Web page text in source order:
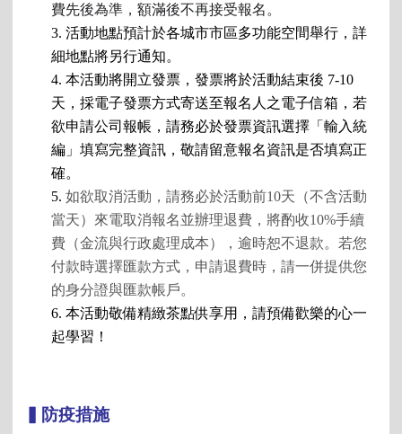
費先後為準，額滿後不再接受報名。
3. 活動地點預計於各城市市區多功能空間舉行，詳
細地點將另行通知。
4. 本活動將開立發票，發票將於活動結束後 7-10
天，採電子發票方式寄送至報名人之電子信箱，若
欲申請公司報帳，請務必於發票資訊選擇「輸入統
編」填寫完整資訊，敬請留意報名資訊是否填寫正
確。
5. 如欲取消活動，請務必於活動前10天（不含活動
當天）來電取消報名並辦理退費，將酌收10%手續
費（金流與行政處理成本），逾時恕不退款。若您
付款時選擇匯款方式，申請退費時，請一併提供您
的身分證與匯款帳戶。
6. 本活動敬備精緻茶點供享用，請預備歡樂的心一
起學習！
▍防疫措施